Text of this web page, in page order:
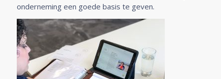
onderneming een goede basis te geven.